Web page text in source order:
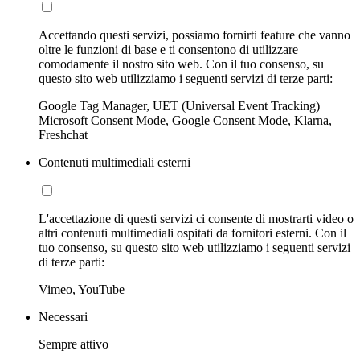
Accettando questi servizi, possiamo fornirti feature che vanno
oltre le funzioni di base e ti consentono di utilizzare
comodamente il nostro sito web. Con il tuo consenso, su
questo sito web utilizziamo i seguenti servizi di terze parti:
Google Tag Manager, UET (Universal Event Tracking)
Microsoft Consent Mode, Google Consent Mode, Klarna,
Freshchat
Contenuti multimediali esterni
L'accettazione di questi servizi ci consente di mostrarti video o
altri contenuti multimediali ospitati da fornitori esterni. Con il
tuo consenso, su questo sito web utilizziamo i seguenti servizi
di terze parti:
Vimeo, YouTube
Necessari
Sempre attivo